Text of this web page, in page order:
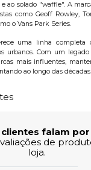
ao solado "waffle". A
como Geoff Rowley,
o Vans Park Series.
uma linha completa
urbanos. Com um
mais influentes,
ao longo das décadas.
falam
de
loja.